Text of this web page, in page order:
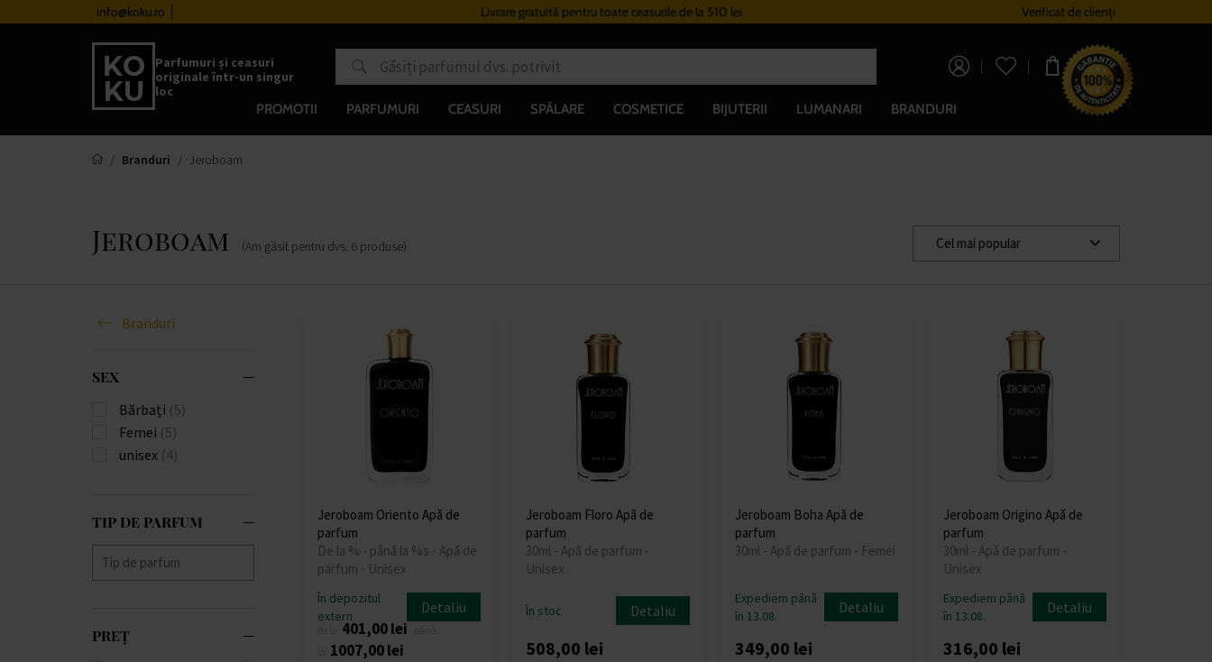
info@koku.ro Livrare gratuită pentru toate ceasurile de la 510 lei Verificat de clienți
Parfumuri și ceasuri
originale într-un singur
loc
0,00 lei
PROMOTII PARFUMURI CEASURI SPĂLARE COSMETICE BIJUTERII LUMANARI BRANDURI
Branduri Jeroboam
Jeroboam (Am găsit pentru dvs. 6 produse) Cel mai popular
Branduri
SEX
Bărbați (5)
Femei (5)
unisex (4)
TIP DE PARFUM
PREȚ
Jeroboam Oriento Apă de
parfum
De la % - până la %s - Apă de
parfum - Unisex
În depozitul
extern
Detaliu
401,00 lei
1007,00 lei
Jeroboam Floro Apă de
parfum
30ml - Apă de parfum -
Unisex
În stoc Detaliu
508,00 lei
Jeroboam Boha Apă de
parfum
30ml - Apă de parfum - Femei
Expediem până
în 13.08.
Detaliu
349,00 lei
Jeroboam Origino Apă de
parfum
30ml - Apă de parfum -
Unisex
Expediem până
în 13.08.
Detaliu
316,00 lei